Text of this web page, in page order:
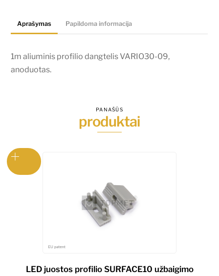
anoduotas.
Aprašymas Papildoma informacija
1m aliuminis profilio dangtelis VARIO30-09,
anoduotas.
PANAŠŪS
produktai
LED juostos profilio SURFACE10 užbaigimo